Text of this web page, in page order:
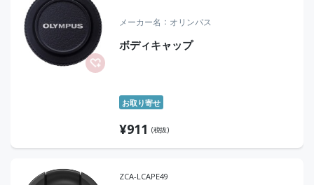
メーカー名 オリンパス
ボディキャップ
お取り寄せ
¥911 (税抜)
ZCA-LCAPE49